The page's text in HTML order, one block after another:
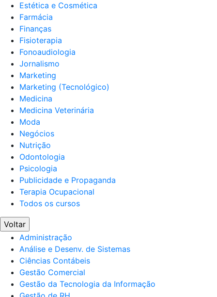
Estética e Cosmética
Farmácia
Finanças
Fisioterapia
Fonoaudiologia
Jornalismo
Marketing
Marketing (Tecnológico)
Medicina
Medicina Veterinária
Moda
Negócios
Nutrição
Odontologia
Psicologia
Publicidade e Propaganda
Terapia Ocupacional
Todos os cursos
Voltar
Administração
Análise e Desenv. de Sistemas
Ciências Contábeis
Gestão Comercial
Gestão da Tecnologia da Informação